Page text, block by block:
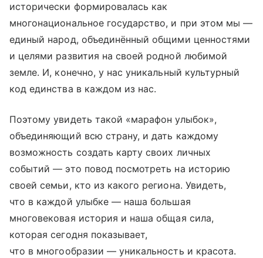
исторически формировалась как
многонациональное государство, и при этом мы —
единый народ, объединённый общими ценностями
и целями развития на своей родной любимой
земле. И, конечно, у нас уникальный культурный
код единства в каждом из нас.
Поэтому увидеть такой «марафон улыбок»,
объединяющий всю страну, и дать каждому
возможность создать карту своих личных
событий — это повод посмотреть на историю
своей семьи, кто из какого региона. Увидеть,
что в каждой улыбке — наша большая
многовековая история и наша общая сила,
которая сегодня показывает,
что в многообразии — уникальность и красота.